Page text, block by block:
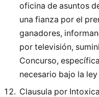
oficina de asuntos
una fianza por el
ganadores,
por televisión,
Concurso,
necesario bajo la
Clausula por